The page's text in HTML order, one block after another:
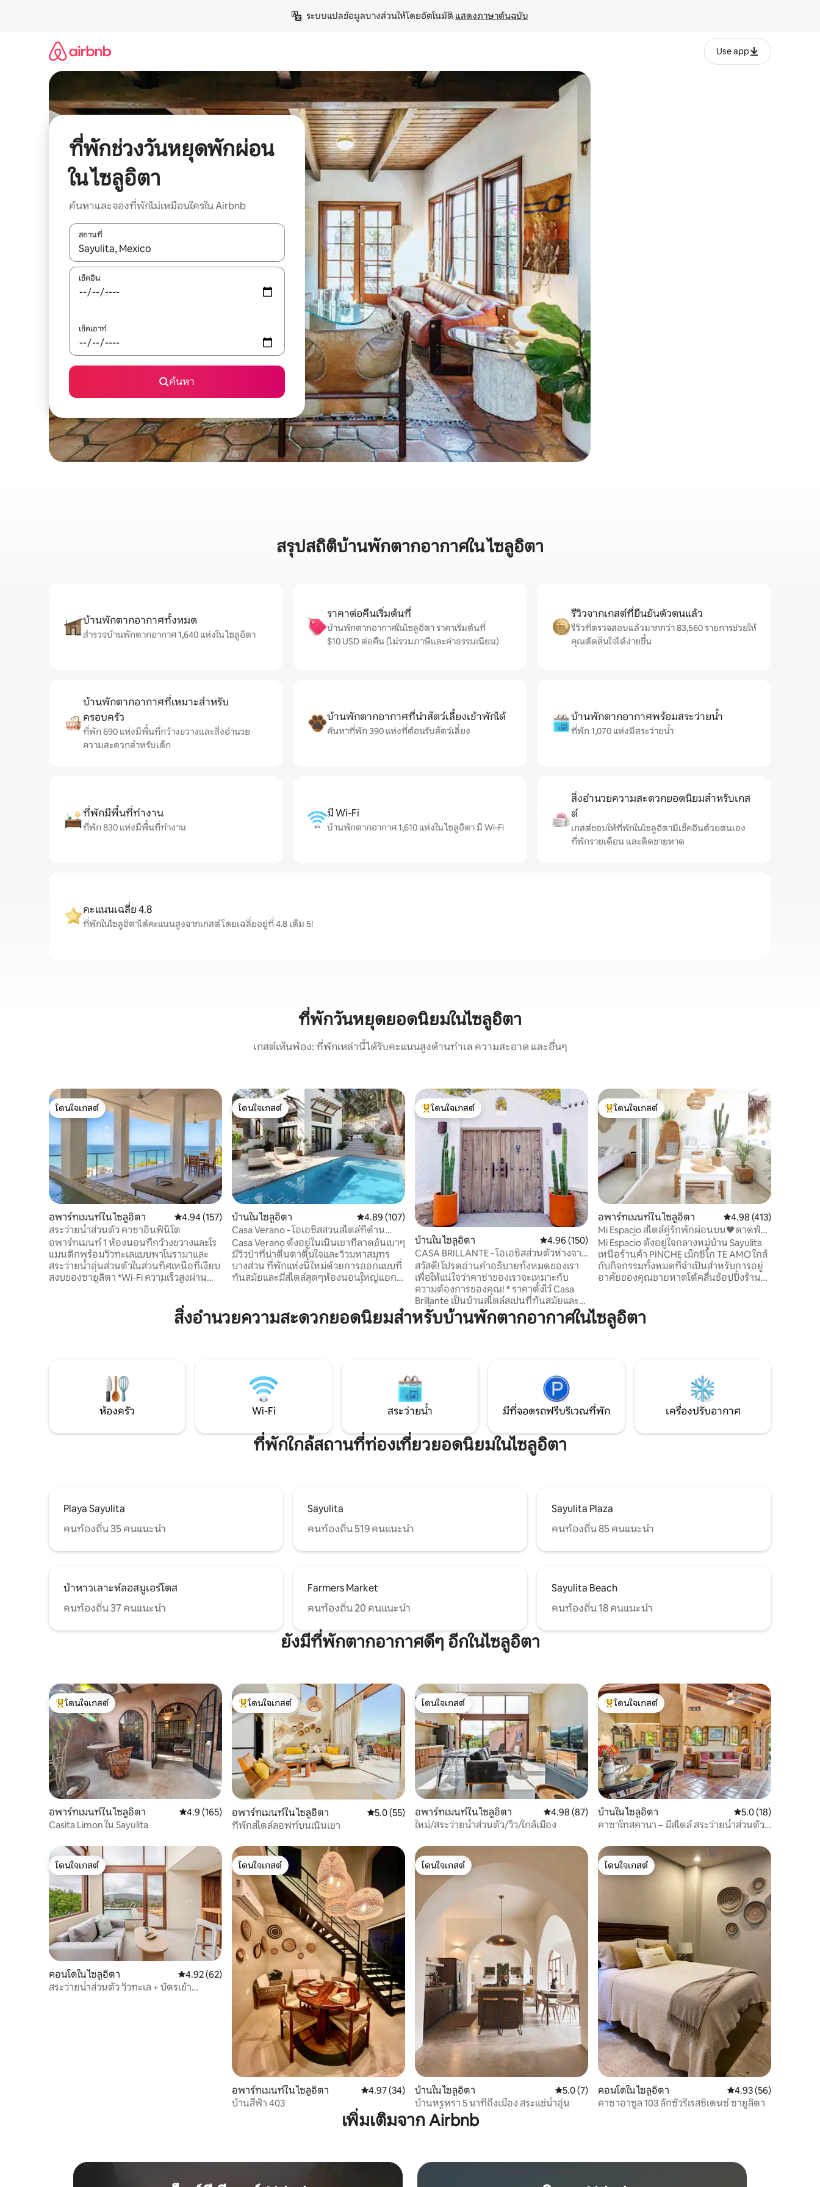
ระบบแปลข้อมูลบางส่วนให้โดยอัตโนมัติ แสดงภาษาต้นฉบับ
Use app
ที่พักช่วงวันหยุดพักผ่อน
ใน ไซลูอิตา
ค้นหาและจองที่พักไม่เหมือนใครใน Airbnb
สถานที่
ใช้ลูกศรขึ้นลง หรือใช้การสัมผัสหรือปัด เพื่อสำรวจผลการค้นหา
เช็คอิน
เช็คเอาท์
ค้นหา
สรุปสถิติบ้านพักตากอากาศใน ไซลูอิตา
บ้านพักตากอากาศทั้งหมด
สำรวจบ้านพักตากอากาศ 1,640 แห่งใน ไซลูอิตา
ราคาต่อคืนเริ่มต้นที่
บ้านพักตากอากาศในไซลูอิตา ราคาเริ่มต้นที่
$10 USD ต่อคืน (ไม่รวมภาษีและค่าธรรมเนียม)
รีวิวจากเกสต์ที่ยืนยันตัวตนแล้ว
รีวิวที่ตรวจสอบแล้วมากกว่า 83,560 รายการช่วยให้
คุณตัดสินใจได้ง่ายขึ้น
บ้านพักตากอากาศที่เหมาะสำหรับ
ครอบครัว
ที่พัก 690 แห่งมีพื้นที่กว้างขวางและสิ่งอำนวย
ความสะดวกสำหรับเด็ก
บ้านพักตากอากาศที่นำสัตว์เลี้ยงเข้าพักได้
ค้นหาที่พัก 390 แห่งที่ต้อนรับสัตว์เลี้ยง
บ้านพักตากอากาศพร้อมสระว่ายน้ำ
ที่พัก 1,070 แห่งมีสระว่ายน้ำ
ที่พักมีพื้นที่ทำงาน
ที่พัก 830 แห่งมีพื้นที่ทำงาน
มี Wi-Fi
บ้านพักตากอากาศ 1,610 แห่งใน ไซลูอิตา มี Wi-Fi
สิ่งอำนวยความสะดวกยอดนิยมสำหรับเกส
ต์
เกสต์ชอบให้ที่พักในไซลูอิตามีเช็คอินด้วยตนเอง
ที่พักรายเดือน และติดชายหาด
คะแนนเฉลี่ย 4.8
ที่พักในไซลูอิตาได้คะแนนสูงจากเกสต์ โดยเฉลี่ยอยู่ที่ 4.8 เต็ม 5!
ที่พักวันหยุดยอดนิยมในไซลูอิตา
เกสต์เห็นพ้อง: ที่พักเหล่านี้ได้รับคะแนนสูงด้านทำเล ความสะอาด และอื่นๆ
โดนใจเกสต์
โดนใจเกสต์
อพาร์ทเมนท์ใน ไซลูอิตา คะแนนเฉลี่ย 4.94 จาก 5, 157 รีวิว
4.94 (157)
สระว่ายน้ำส่วนตัว คาซาอินฟินิโต
อพาร์ทเมนท์ 1 ห้องนอนที่กว้างขวางและโร
แมนติกพร้อมวิวทะเลแบบพาโนรามาและ
สระว่ายน้ำอุ่นส่วนตัวในส่วนทิศเหนือที่เงียบ
สงบของซายูลิตา *Wi-Fi ความเร็วสูงผ่าน
อบ ไมโครเวฟ เครื่องปั่น เครื่องชงกาแฟ และ
อุปกรณ์ทั้งหมด *วิวพาโนรามาของอ่าว
เตาปิ้งย่าง *ห้องออกกำลังกายและโยคะ
โดนใจเกสต์
โดนใจเกสต์
บ้านใน ไซลูอิตา คะแนนเฉลี่ย 4.89 จาก 5, 107 รีวิว
4.89 (107)
Casa Verano - โอเอซิสสวนสไตล์ที่ด้าน
เหนือ
Casa Verano ตั้งอยู่ในเนินเขาที่ลาดชันเบาๆ
มีวิวป่าที่น่าตื่นตาตื่นใจและวิวมหาสมุทร
บางส่วน ที่พักแห่งนี้ใหม่ด้วยการออกแบบที่
ทันสมัยและมีสไตล์สุดๆห้องนอนใหญ่แยก
ว่ายน้ำอุ่นห้องนั่งเล่นแบบเปิดโล่ง ห้องครัว
เปิดสู่ลานบ้านที่สวยงามพร้อมสระน้ำเกลือ
โดนใจเกสต์ที่สุด
โดนใจเกสต์
บ้านใน ไซลูอิตา คะแนนเฉลี่ย 4.96 จาก 5, 150 รีวิว
4.96 (150)
CASA BRILLANTE - โอเอซิสส่วนตัวห่างจาก
พลาซ่า 1 ช่วงตึก
สวัสดี! โปรดอ่านคำอธิบายทั้งหมดของเรา
เพื่อให้แน่ใจว่าคาซ่าของเราจะเหมาะกับ
ความต้องการของคุณ! * ราคาตั้งไว้ Casa
Brillante เป็นบ้านสไตล์สเปนที่ทันสมัยและเก๋
ไก๋ตั้งอยู่ห่างจากพลาซ่าเพียงช่วงตึกเดียว
ดาดฟ้าวิวทะเลเหมาะสำหรับการพักผ่อน
รายละเอียดทำให้ที่พักนี้ให้ความรู้สึกหรูหรา
* ห้ามจัดงานสังสรรค์เด็ดขาด
โดนใจเกสต์ที่สุด
โดนใจเกสต์
อพาร์ทเมนท์ใน ไซลูอิตา คะแนนเฉลี่ย 4.98 จาก
4.98 (413)
Mi Espacio สไตล์คู่รักพักผ่อนบน🖤ดาดฟ้า/
สระว่ายน้ำ
Mi Espacio ตั้งอยู่ใจกลางหมู่บ้าน Sayulita
เหนือร้านค้า PINCHE เม็กซิโก TE AMO ใกล้
กับกิจกรรมทั้งหมดที่จำเป็นสำหรับการอยู่
อาศัยของคุณชายหาดโต้คลื่นช้อปปิ้งร้าน
สะดวกสบายที่อบอุ่นของ Mi Espacio และ
บริการขนาดเล็กอินเทอร์เน็ตความเร็วสูงใย
สิ่งอำนวยความสะดวกยอดนิยมสำหรับบ้านพักตากอากาศในไซลูอิตา
ห้องครัว Wi-Fi สระว่ายน้ำ มีที่จอดรถฟรีบริเวณที่พัก เครื่องปรับอากาศ
ที่พักใกล้สถานที่ท่องเที่ยวยอดนิยมในไซลูอิตา
Playa Sayulita
คนท้องถิ่น 35 คนแนะนำ
Sayulita
คนท้องถิ่น 519 คนแนะนำ
Sayulita Plaza
คนท้องถิ่น 85 คนแนะนำ
บ้าหาวเลาะห์ลอสมูเอร์โตส
คนท้องถิ่น 37 คนแนะนำ
Farmers Market
คนท้องถิ่น 20 คนแนะนำ
Sayulita Beach
คนท้องถิ่น 18 คนแนะนำ
ยังมีที่พักตากอากาศดีๆ อีกในไซลูอิตา
โดนใจเกสต์ที่สุด
โดนใจเกสต์
อพาร์ทเมนท์ใน ไซลูอิตา คะแนนเฉลี่ย 4.9 จาก 5, 165 รีวิว
4.9 (165)
Casita Limon ใน Sayulita
โดนใจเกสต์ที่สุด
โดนใจเกสต์
อพาร์ทเมนท์ใน ไซลูอิตา คะแนนเฉลี่ย 5.0 จาก 5, 55 รีวิว
5.0 (55)
ที่พักสไตล์ลอฟท์บนเนินเขา
โดนใจเกสต์
โดนใจเกสต์
อพาร์ทเมนท์ใน ไซลูอิตา คะแนนเฉลี่ย 4.98 จาก 5, 87 รีวิว
4.98 (87)
ใหม่/สระว่ายน้ำส่วนตัว/วิว/ใกล้เมือง
โดนใจเกสต์ที่สุด
โดนใจเกสต์
บ้านใน ไซลูอิตา คะแนนเฉลี่ย 5.0 จาก
5.0 (18)
คาซาโทสคานา – มีสไตล์ สระว่ายน้ำส่วนตัว
โดนใจเกสต์
โดนใจเกสต์
คอนโดใน ไซลูอิตา คะแนนเฉลี่ย 4.92 จาก 5, 62 รีวิว
4.92 (62)
สระว่ายน้ำส่วนตัว วิวทะเล + บัตรเข้า
โดนใจเกสต์
โดนใจเกสต์
อพาร์ทเมนท์ใน ไซลูอิตา คะแนนเฉลี่ย 4.97 จาก 5, 34 รีวิว
4.97 (34)
บ้านสีฟ้า 403
โดนใจเกสต์
โดนใจเกสต์
บ้านใน ไซลูอิตา คะแนนเฉลี่ย 5.0 จาก 5, 7 รีวิว
5.0 (7)
บ้านหรูหรา 5 นาทีถึงเมือง สระแช่น้ำอุ่น
โดนใจเกสต์
โดนใจเกสต์
คอนโดใน ไซลูอิตา คะแนนเฉลี่ย 4.93 จาก
4.93 (56)
คาซาอาซูล 103 ลักซัวรีเรสซิเดนซ์ ซายูลิตา
เพิ่มเติมจาก Airbnb